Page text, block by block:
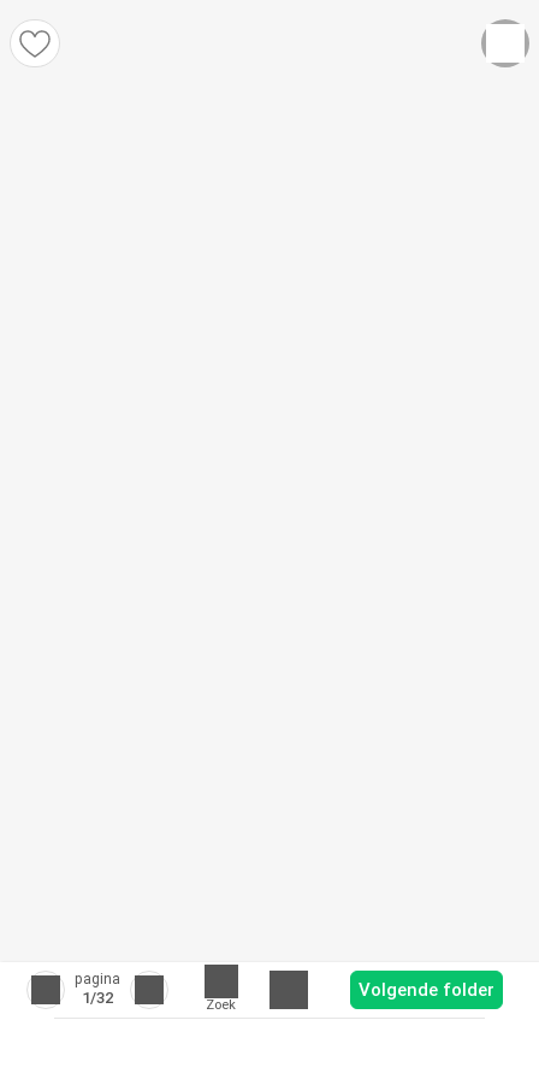
pagina
1/32 Zoek
Volgende folder